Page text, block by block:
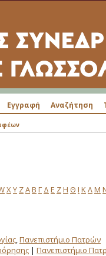
Εγγραφή Αναζήτηση
XY ZΑΒ Γ Δ Ε ΖΗ Θ Ι ΚΛΜ
,Πανεπιστήμιο Πατρών
| Πανεπιστήμιο